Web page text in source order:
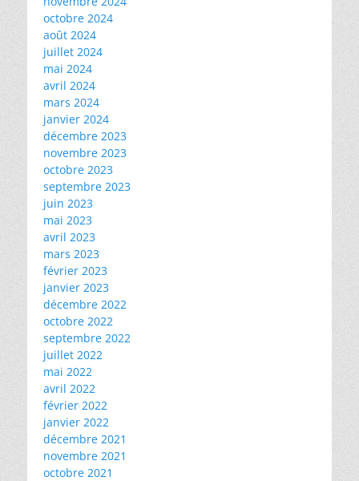
octobre 2024
août 2024
juillet 2024
mai 2024
avril 2024
mars 2024
janvier 2024
décembre 2023
novembre 2023
octobre 2023
septembre 2023
juin 2023
mai 2023
avril 2023
mars 2023
février 2023
janvier 2023
décembre 2022
octobre 2022
septembre 2022
juillet 2022
mai 2022
avril 2022
février 2022
janvier 2022
décembre 2021
novembre 2021
octobre 2021